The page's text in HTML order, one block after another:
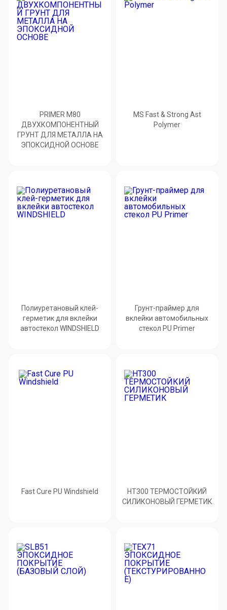
PRIMER М80
ДВУХКОМПОНЕНТНЫЙ
ГРУНТ ДЛЯ МЕТАЛЛА НА
ЭПОКСИДНОЙ ОСНОВЕ
MS Fast & Strong Ast
Polymer
Полиуретановый клей-
герметик для вклейки
автостекол WINDSHIELD
Грунт-праймер для
вклейки автомобильных
стекол PU Primer
Fast Cure PU Windshield
HT300 ТЕРМОСТОЙКИЙ
СИЛИКОНОВЫЙ ГЕРМЕТИК